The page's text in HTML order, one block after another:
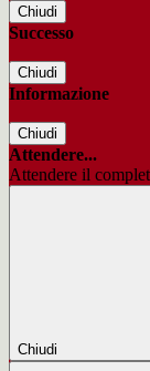
Chiudi
Successo
Chiudi
Informazione
Chiudi
Attendere...
Attendere il
Chiudi